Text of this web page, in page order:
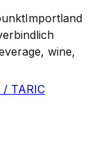
Importland
wine,
/ TARIC